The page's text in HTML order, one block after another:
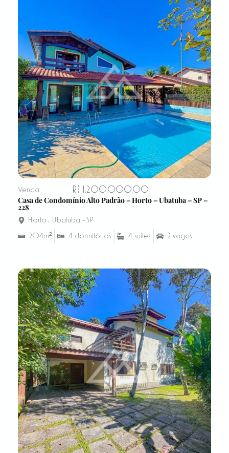
Venda
R$ 1.200.000,00
Casa de Condomínio Alto Padrão – Horto – Ubatuba – SP –
228
Horto , Ubatuba - SP
204m²
4 dormitórios 4 suítes 2 vagas